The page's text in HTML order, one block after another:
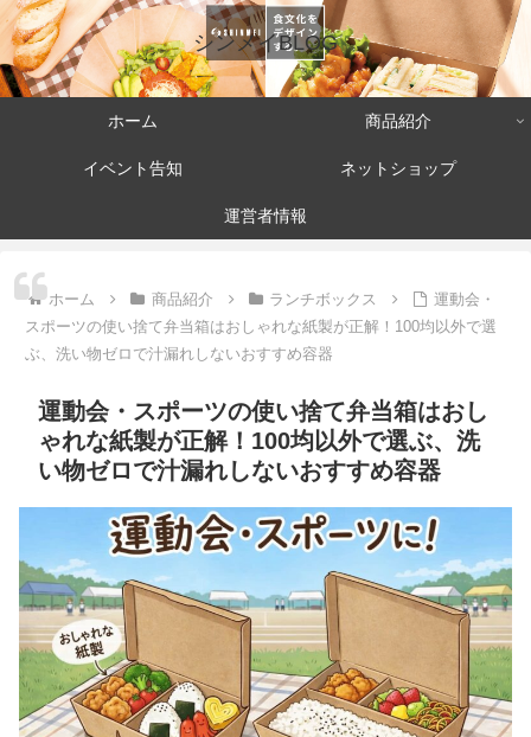
シンメイBLOG
ホーム 商品紹介
イベント告知 ネットショップ
運営者情報
ホーム 商品紹介 ランチボックス
運動会・
スポーツの使い捨て弁当箱はおしゃれな紙製が正解！100均以外で選
ぶ、洗い物ゼロで汁漏れしないおすすめ容器
運動会・スポーツの使い捨て弁当箱はおし
ゃれな紙製が正解！100均以外で選ぶ、洗
い物ゼロで汁漏れしないおすすめ容器